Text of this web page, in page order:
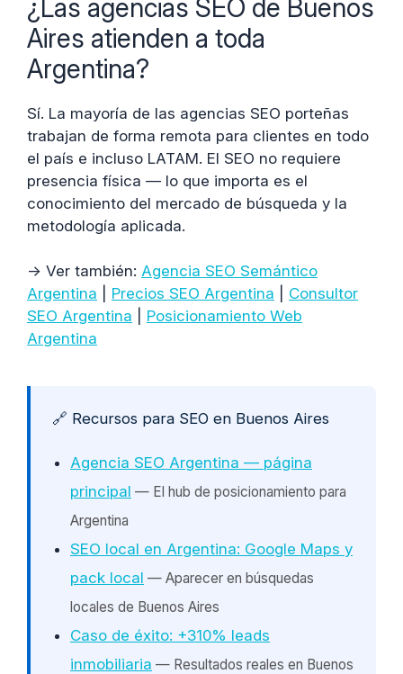
¿Las agencias SEO de Buenos
Aires atienden a toda
Argentina?
Sí. La mayoría de las agencias SEO porteñas
trabajan de forma remota para clientes en todo
el país e incluso LATAM. El SEO no requiere
presencia física — lo que importa es el
conocimiento del mercado de búsqueda y la
metodología aplicada.
→ Ver también: Agencia SEO Semántico
Argentina
Precios SEO Argentina
Consultor
SEO Argentina
Posicionamiento Web
Argentina
🔗 Recursos para SEO en Buenos Aires
Agencia SEO Argentina — página
principal — El hub de posicionamiento para
Argentina
SEO local en Argentina: Google Maps y
pack local — Aparecer en búsquedas
locales de Buenos Aires
Caso de éxito: +310% leads
inmobiliaria — Resultados reales en Buenos